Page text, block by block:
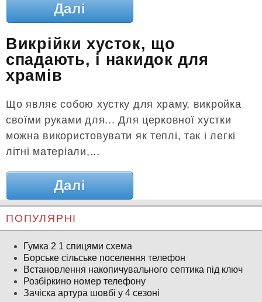
Далі
Викрійки хусток, що
спадають, і накидок для
храмів
Що являє собою хустку для храму, викройка
своїми руками для... Для церковної хустки
можна використовувати як теплі, так і легкі
літні матеріали,...
Далі
ПОПУЛЯРНІ
Гумка 2 1 спицями схема
Борське сільське поселення телефон
Встановлення накопичувального септика під ключ
Розбіркино номер телефону
Зачіска артура шовбі у 4 сезоні